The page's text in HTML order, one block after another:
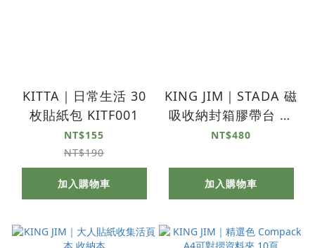
KITTA｜日常生活 30
枚貼紙包 KITF001
NT$155
NT$190
加入購物車
KING JIM｜STADA 磁
吸收納封箱膠帶台 膠
台
NT$480
加入購物車